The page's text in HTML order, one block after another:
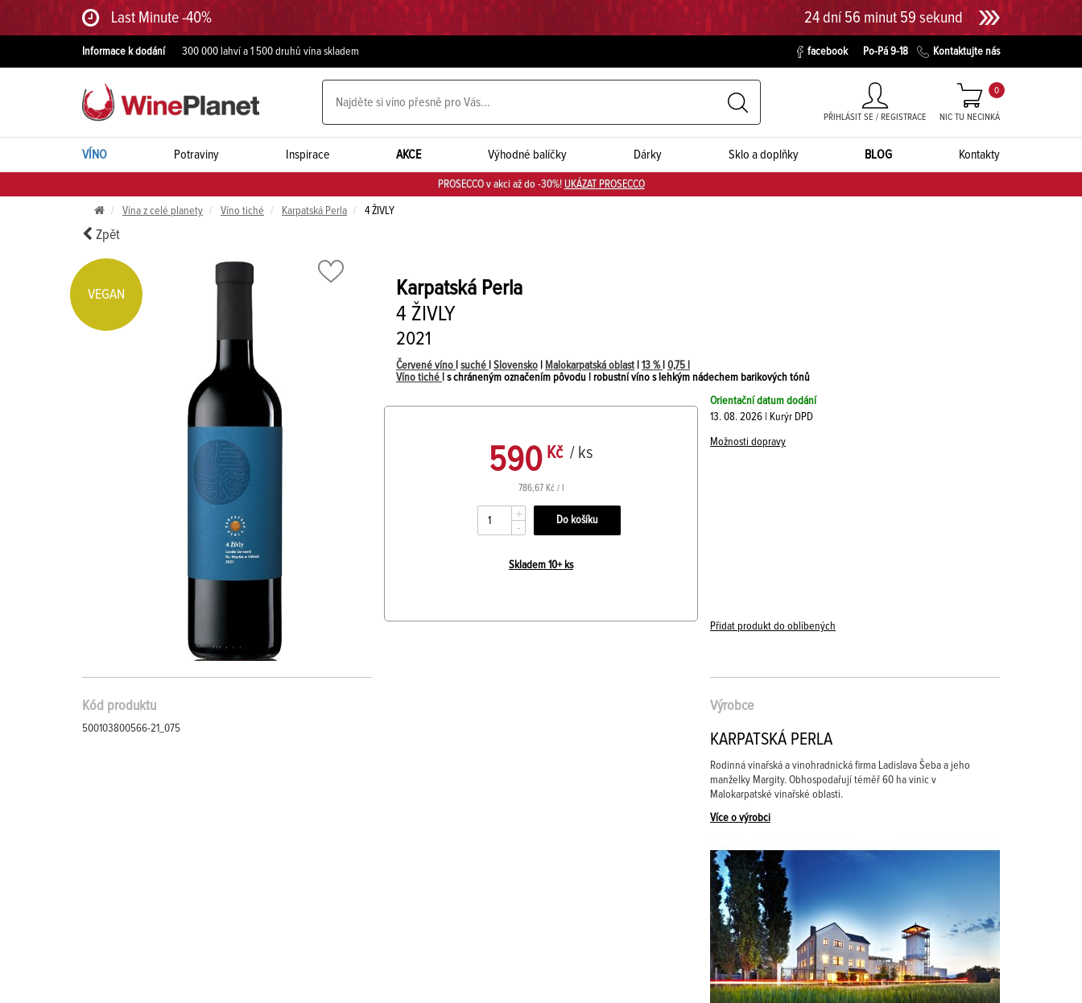
Last Minute -40% 24 dní 56 minut 58 sekund
Informace k dodání 300 000 lahví a 1 500 druhů vína skladem facebook Po-Pá 9-18 Kontaktujte nás
PŘIHLÁSIT SE / REGISTRACE NIC TU NECINKÁ
0
VÍNO Potraviny Inspirace AKCE Výhodné balíčky Dárky Sklo a doplňky BLOG Kontakty
PROSECCO v akci až do -30%! UKÁZAT PROSECCO
Vína z celé planety Víno tiché Karpatská Perla 4 ŽIVLY
Zpět
VEGAN
Karpatská Perla
4 ŽIVLY
2021
Červené víno suché Slovensko Malokarpatská oblast 13 % 0,75 l
Víno tiché
| s chráneným označením pôvodu | robustní víno s lehkým nádechem barikových tónů
590 Kč / ks
786,67 Kč / l
+
-
Skladem 10+ ks
Orientační datum dodání
13. 08. 2026 | Kurýr DPD
Možnosti dopravy
Přidat produkt do oblíbených
Kód produktu
500103800566-21_075
Výrobce
KARPATSKÁ PERLA
Rodinná vinařská a vinohradnická firma Ladislava Šeba a jeho
manželky Margity. Obhospodařují téměř 60 ha vinic v
Malokarpatské vinařské oblasti.
Více o výrobci